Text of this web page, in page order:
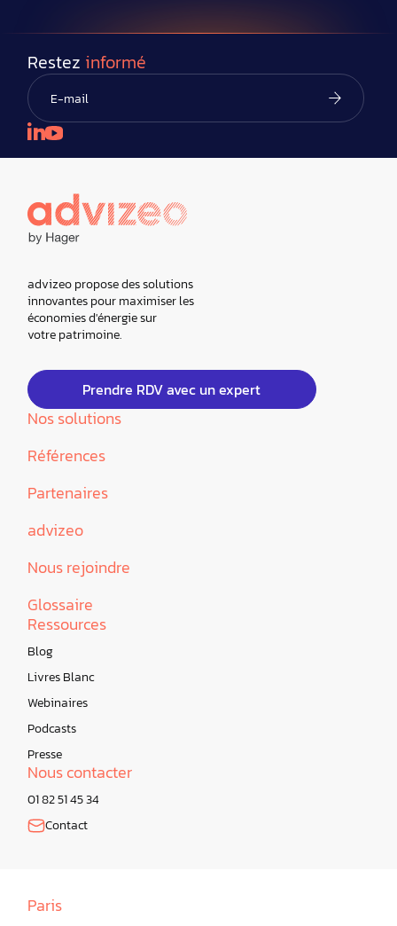
Restez informé
advizeo propose des solutions
innovantes pour maximiser les
économies d'énergie sur
votre patrimoine.
Prendre RDV avec un expert
Nos solutions
Références
Partenaires
advizeo
Nous rejoindre
Glossaire
Ressources
Blog
Livres Blanc
Webinaires
Podcasts
Presse
Nous contacter
01 82 51 45 34
Contact
Paris